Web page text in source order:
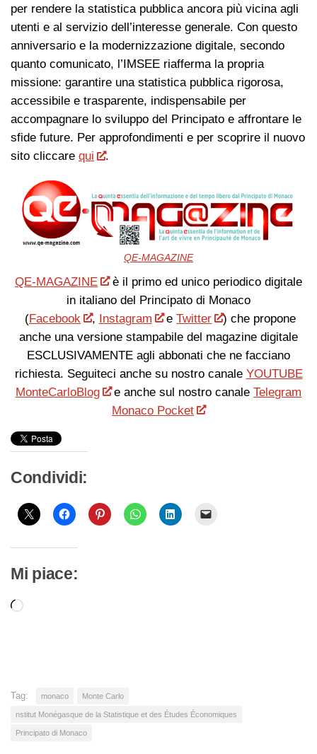
per rendere la statistica pubblica ancora più vicina agli
utenti e al servizio dell’interesse generale. Con questo
anniversario e la modernizzazione digitale, secondo
quanto comunicato, l’IMSEE riafferma la propria
missione: garantire una statistica pubblica rigorosa,
accessibile e trasparente, indispensabile per
accompagnare lo sviluppo del Principato e affrontare le
sfide future. Per approfondimenti e per scoprire il nuovo
sito cliccare qui .
QE-MAGAZINE
QE-MAGAZINE
è il primo ed unico periodico digitale
in italiano del Principato di Monaco
(Facebook , Instagram eTwitter
) che propone
anche una versione stampabile del magazine digitale
ESCLUSIVAMENTE agli abbonati che ne facciano
richiesta. Seguiteci anche su nostro canale YOUTUBE
MonteCarloBlog
e anche sul nostro canaleTelegram
Monaco Pocket
Condividi:
Mi piace:
Caricamento
Tag: monaco Monte Carlo
nstitut Monégasque de la Statistique et des Études Économiques
Principato di Monaco